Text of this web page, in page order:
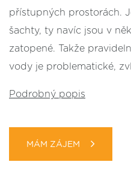
přístupných prostorách.
šachty, ty navíc jsou v
zatopené. Takže
vody je problematické,
Podrobný popis
MÁM ZÁJEM